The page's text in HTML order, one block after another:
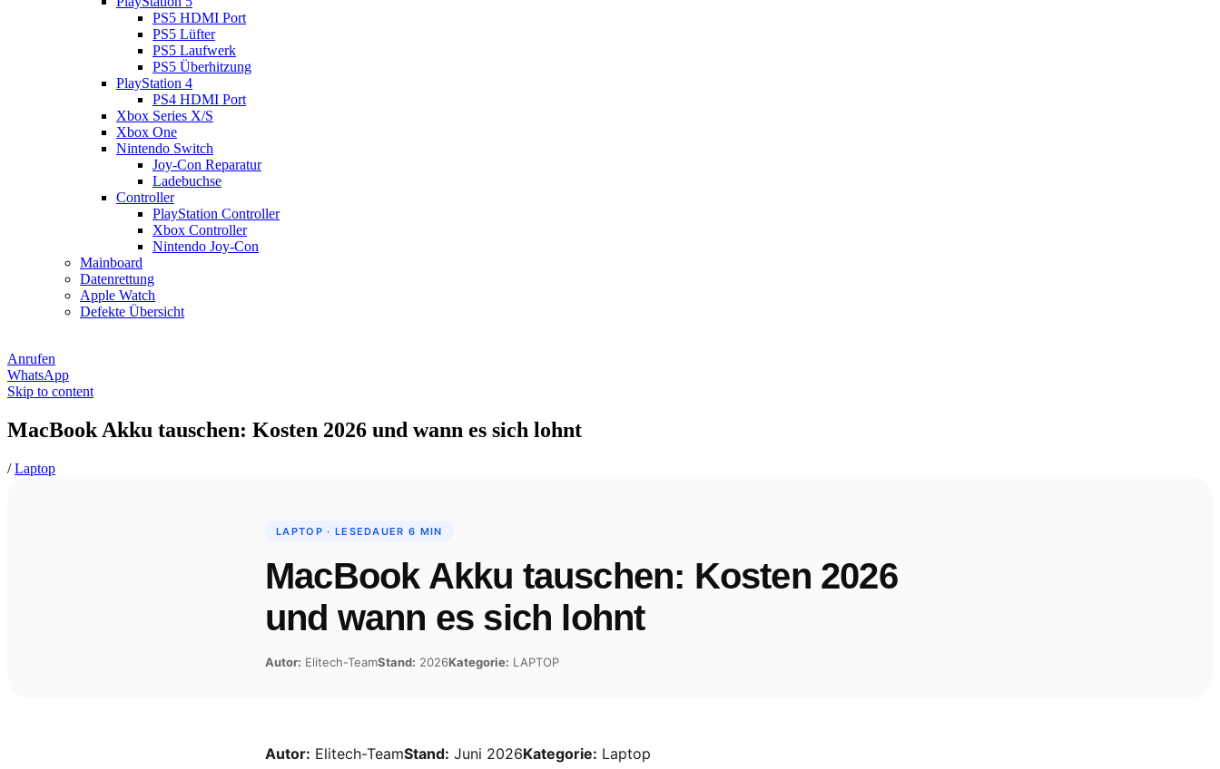
PS5 HDMI Port
PS5 Lüfter
PS5 Laufwerk
PS5 Überhitzung
PlayStation 4
PS4 HDMI Port
Xbox Series X/S
Xbox One
Nintendo Switch
Joy-Con Reparatur
Ladebuchse
Controller
PlayStation Controller
Xbox Controller
Nintendo Joy-Con
Mainboard
Datenrettung
Apple Watch
Defekte Übersicht
Anrufen
WhatsApp
Skip to content
MacBook Akku tauschen: Kosten 2026 und wann es sich lohnt
/Laptop
LAPTOP · LESEDAUER 6 MIN
MacBook Akku tauschen: Kosten 2026
und wann es sich lohnt
Autor: Elitech-TeamStand: 2026Kategorie: LAPTOP
Autor: Elitech-TeamStand: Juni 2026Kategorie: Laptop